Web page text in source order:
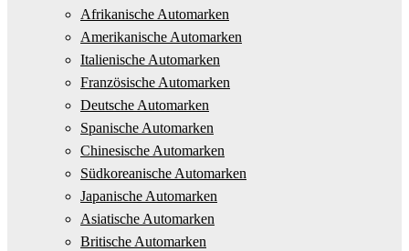
Afrikanische Automarken
Amerikanische Automarken
Italienische Automarken
Französische Automarken
Deutsche Automarken
Spanische Automarken
Chinesische Automarken
Südkoreanische Automarken
Japanische Automarken
Asiatische Automarken
Britische Automarken